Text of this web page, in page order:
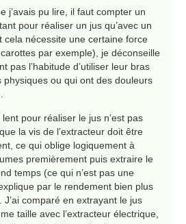
j’avais pu lire, il faut compter un
pour réaliser un jus qu’avec un
cela nécessite une certaine force
par exemple), je déconseille
pas l’habitude d’utiliser leur bras
physiques ou qui ont des douleurs
pour réaliser le jus n’est pas
la vis de l’extracteur doit être
ce qui oblige logiquement à
premièrement puis extraire le
temps (ce qui n’est pas une
par le rendement bien plus
comparé en extrayant le jus
taille avec l’extracteur électrique,